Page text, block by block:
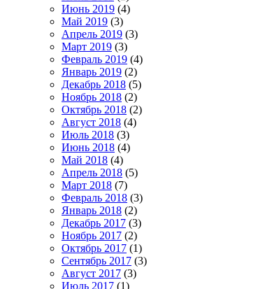
Июнь 2019 (4)
Май 2019 (3)
Апрель 2019 (3)
Март 2019 (3)
Февраль 2019 (4)
Январь 2019 (2)
Декабрь 2018 (5)
Ноябрь 2018 (2)
Октябрь 2018 (2)
Август 2018 (4)
Июль 2018 (3)
Июнь 2018 (4)
Май 2018 (4)
Апрель 2018 (5)
Март 2018 (7)
Февраль 2018 (3)
Январь 2018 (2)
Декабрь 2017 (3)
Ноябрь 2017 (2)
Октябрь 2017 (1)
Сентябрь 2017 (3)
Август 2017 (3)
Июль 2017 (1)